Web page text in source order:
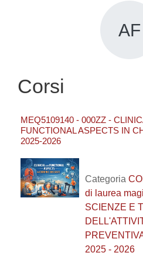
AF
Corsi
MEQ5109140 - 000ZZ -
FUNCTIONAL ASPECTS IN
2025-2026
Categoria
di laurea
SCIENZE E
2025 - 2026